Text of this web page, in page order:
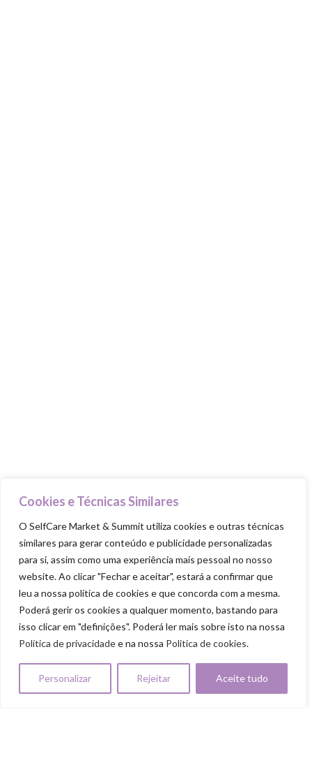
Cookies e Técnicas Similares
O SelfCare Market & Summit utiliza cookies e outras técnicas
similares para gerar conteúdo e publicidade personalizadas
para si, assim como uma experiência mais pessoal no nosso
website. Ao clicar "Fechar e aceitar", estará a confirmar que
leu a nossa política de cookies e que concorda com a mesma.
Poderá gerir os cookies a qualquer momento, bastando para
isso clicar em "definições". Poderá ler mais sobre isto na nossa
Política de privacidadee na nossa Politica de cookies.
Personalizar Rejeitar Aceite tudo
Goodie Bag
PILARES
Cuida-te
Nutre-te
Mexe-te
Respeita-te